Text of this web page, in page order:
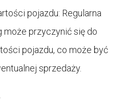
pojazdu: Regularna
może przyczynić się do
pojazdu, co może być
sprzedaży.